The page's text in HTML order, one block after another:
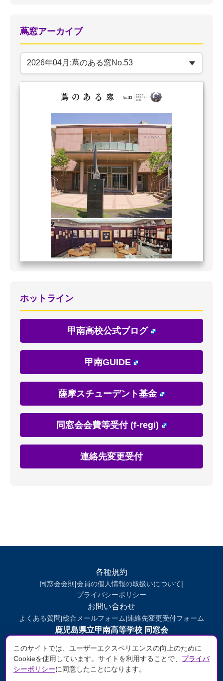
蔦窓アーカイブ
ホットライン
甲南高校公式ブログ
甲南GUIDE
薩摩スチューデント基金
同窓会会費等受付 (f-regi)
連絡先変更受付
各種規約
同窓会会則 |会員の個人情報の取扱いについて|
プライバシーポリシー
お問い合わせ
よくある質問|総合メールフォーム|連絡先変更受付フォーム
鹿児島県立甲南高等学校 同窓会
TEL/FAX: 099-257-0024
このサイトでは、ユーザーエクスペリエンスの向上のために
Cookieを使用しています。サイトを利用することで、 プライバ
シーポリシーに同意したことになります。